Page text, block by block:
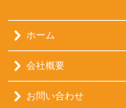
ホーム
会社概要
お問い合わせ